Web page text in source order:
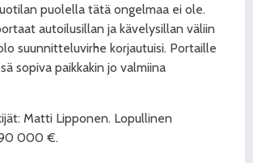
puolella tätä ongelmaa ei ole.
autoilusillan ja kävelysillan väliin
suunnitteluvirhe korjautuisi. Portaille
sopiva paikkakin jo valmiina
Matti Lipponen. Lopullinen
000 €.